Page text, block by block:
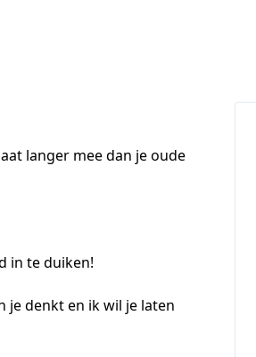
langer mee dan je oude
in te duiken!
je denkt en ik wil je laten